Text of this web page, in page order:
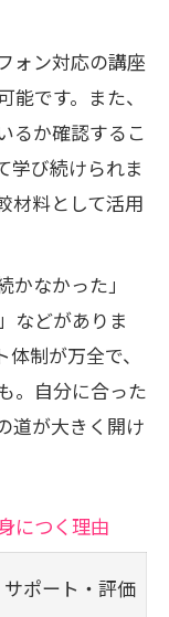
ォン対応の講座
です。また、
るか確認するこ
学び続けられま
材料として活用
なかった」
などがありま
制が万全で、
。自分に合った
道が大きく開け
につく理由
サポート・評価